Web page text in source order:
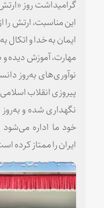
گرامیداشت روز
این مناسبت، ارتش را
ایمان به خدا و اتکال
مهارت، آموزش دیده و
نوآوری‌های به‌روز
پیروزی انقلاب
نگهداری شده و
خود ما اداره
ایران را ممتاز کرده